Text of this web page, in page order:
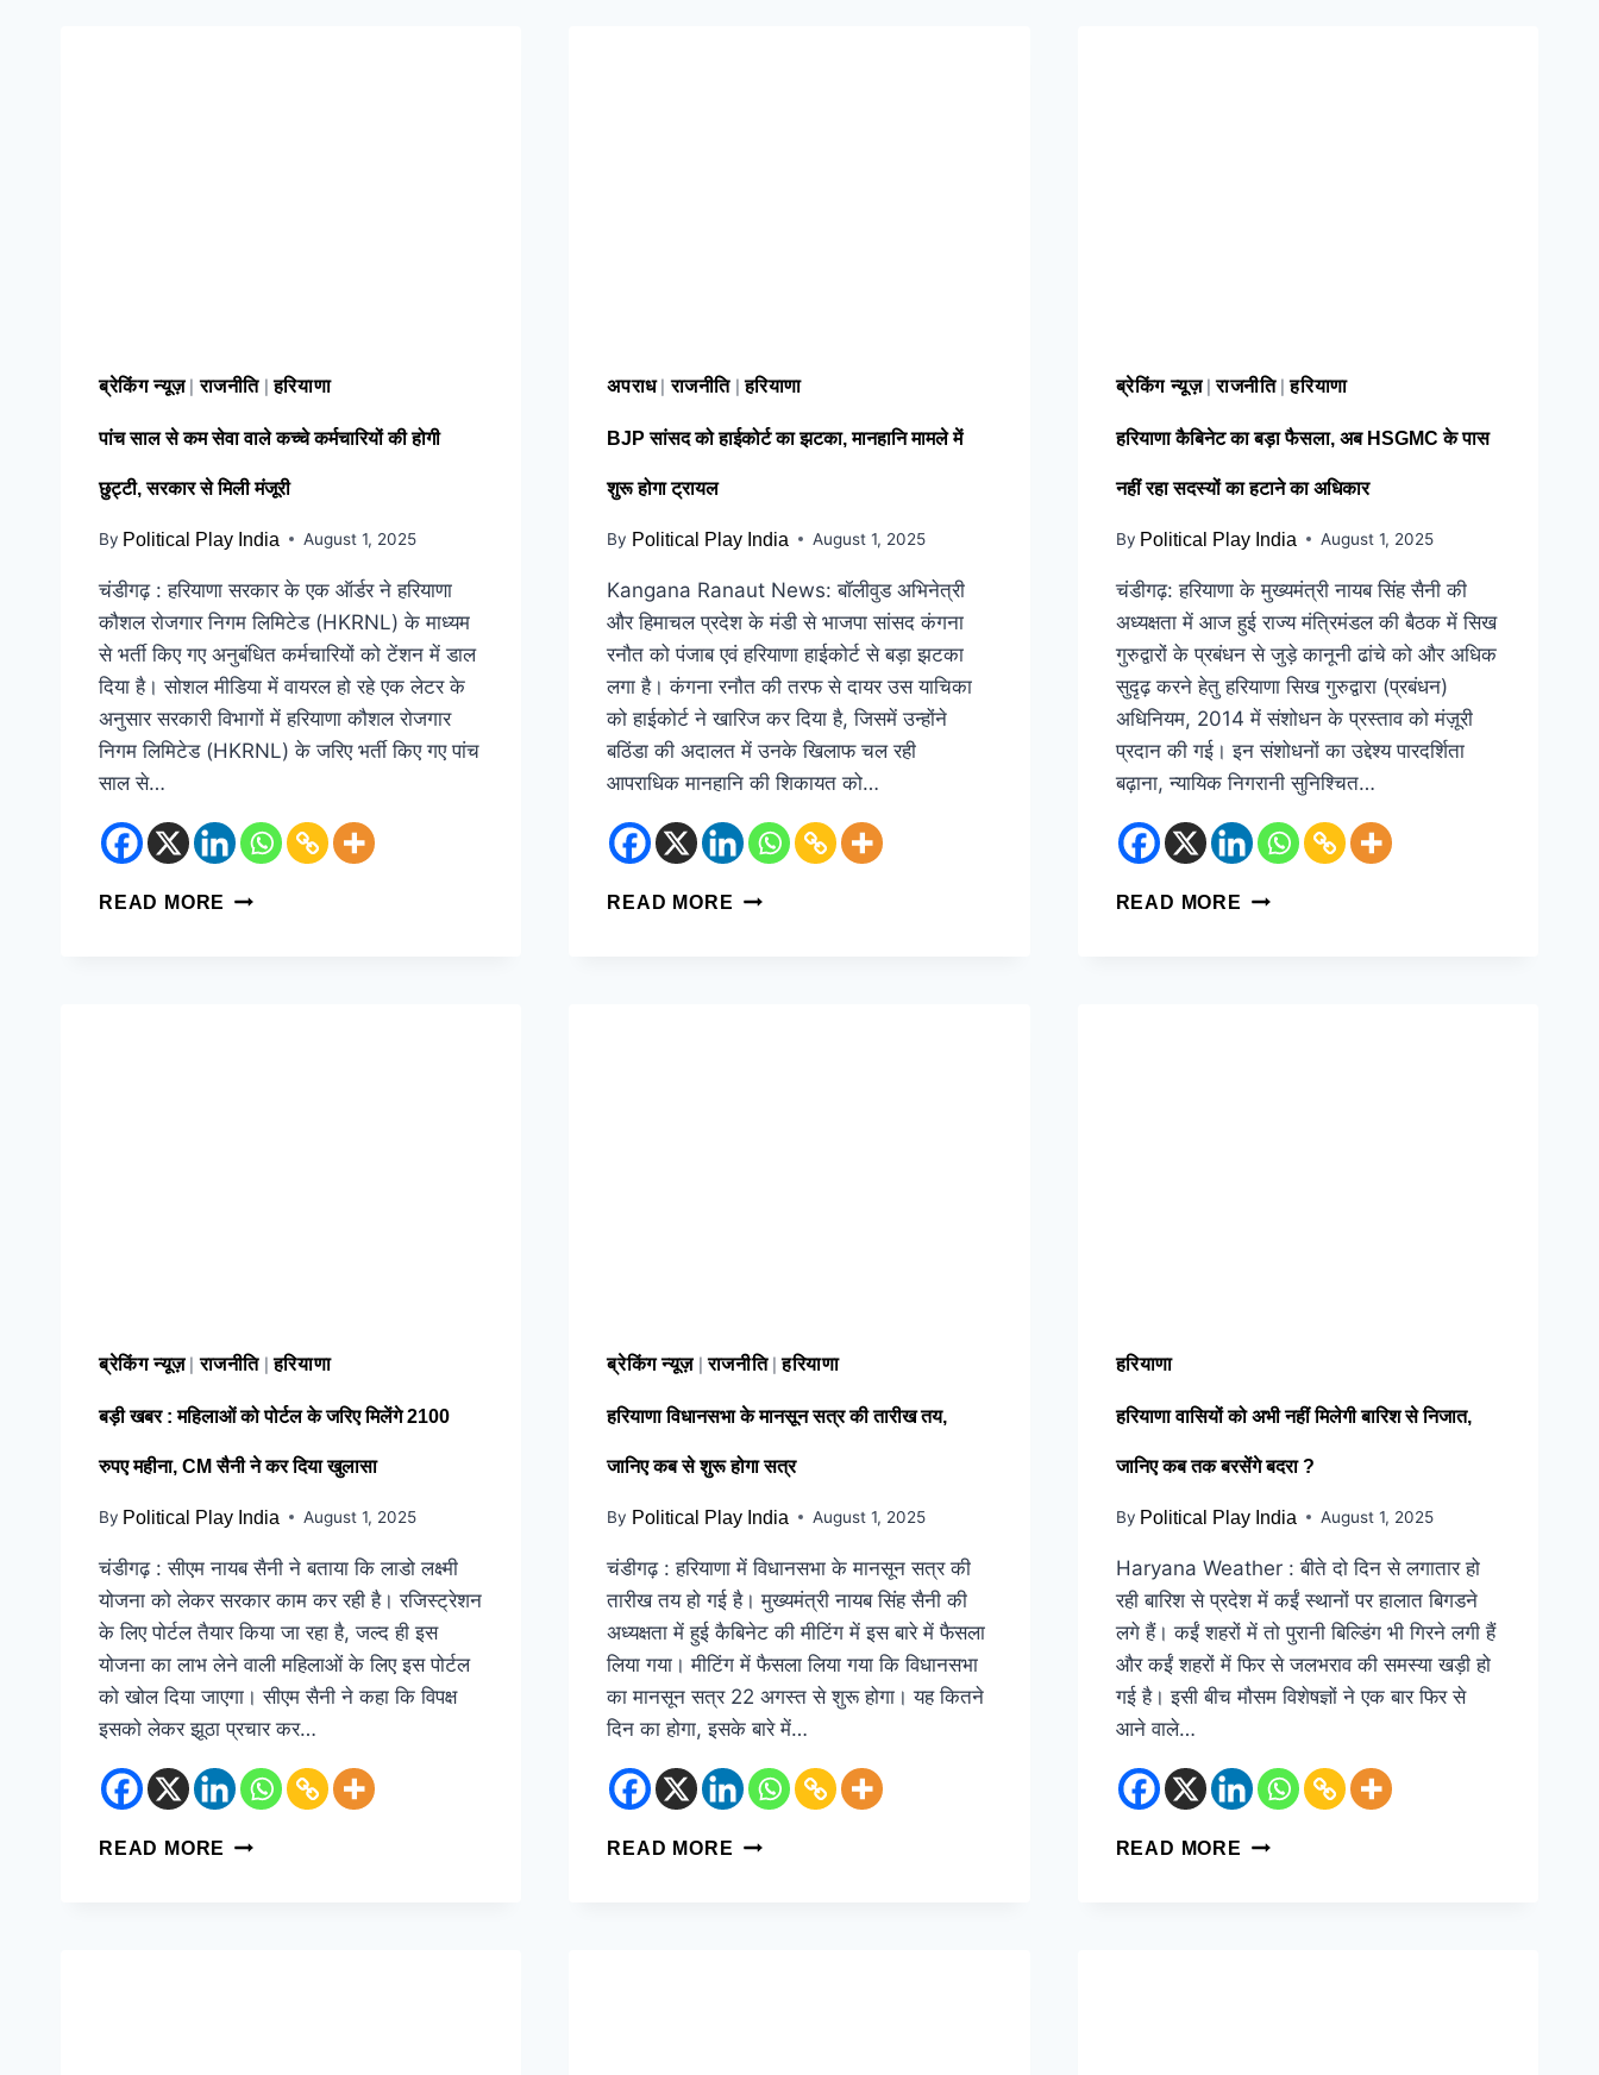
ब्रेकिंग न्यूज़|राजनीति|हरियाणा
पांच साल से कम सेवा वाले कच्चे कर्मचारियों की होगी
छुट्टी, सरकार से मिली मंजूरी
By Political Play India August 1, 2025
चंडीगढ़ : हरियाणा सरकार के एक ऑर्डर ने हरियाणा
कौशल रोजगार निगम लिमिटेड (HKRNL) के माध्यम
से भर्ती किए गए अनुबंधित कर्मचारियों को टेंशन में डाल
दिया है। सोशल मीडिया में वायरल हो रहे एक लेटर के
अनुसार सरकारी विभागों में हरियाणा कौशल रोजगार
निगम लिमिटेड (HKRNL) के जरिए भर्ती किए गए पांच
साल से…
READ MORE
अपराध|राजनीति|हरियाणा
BJP सांसद को हाईकोर्ट का झटका, मानहानि मामले में
शुरू होगा ट्रायल
By Political Play India August 1, 2025
Kangana Ranaut News: बॉलीवुड अभिनेत्री
और हिमाचल प्रदेश के मंडी से भाजपा सांसद कंगना
रनौत को पंजाब एवं हरियाणा हाईकोर्ट से बड़ा झटका
लगा है। कंगना रनौत की तरफ से दायर उस याचिका
को हाईकोर्ट ने खारिज कर दिया है, जिसमें उन्होंने
बठिंडा की अदालत में उनके खिलाफ चल रही
आपराधिक मानहानि की शिकायत को…
READ MORE
ब्रेकिंग न्यूज़|राजनीति|हरियाणा
हरियाणा कैबिनेट का बड़ा फैसला, अब HSGMC के पास
नहीं रहा सदस्यों का हटाने का अधिकार
By Political Play India August 1, 2025
चंडीगढ़: हरियाणा के मुख्यमंत्री नायब सिंह सैनी की
अध्यक्षता में आज हुई राज्य मंत्रिमंडल की बैठक में सिख
गुरुद्वारों के प्रबंधन से जुड़े कानूनी ढांचे को और अधिक
सुदृढ़ करने हेतु हरियाणा सिख गुरुद्वारा (प्रबंधन)
अधिनियम, 2014 में संशोधन के प्रस्ताव को मंज़ूरी
प्रदान की गई। इन संशोधनों का उद्देश्य पारदर्शिता
बढ़ाना, न्यायिक निगरानी सुनिश्चित…
READ MORE
ब्रेकिंग न्यूज़|राजनीति|हरियाणा
बड़ी खबर : महिलाओं को पोर्टल के जरिए मिलेंगे 2100
रुपए महीना, CM सैनी ने कर दिया खुलासा
By Political Play India August 1, 2025
चंडीगढ़ : सीएम नायब सैनी ने बताया कि लाडो लक्ष्मी
योजना को लेकर सरकार काम कर रही है। रजिस्ट्रेशन
के लिए पोर्टल तैयार किया जा रहा है, जल्द ही इस
योजना का लाभ लेने वाली महिलाओं के लिए इस पोर्टल
को खोल दिया जाएगा। सीएम सैनी ने कहा कि विपक्ष
इसको लेकर झूठा प्रचार कर…
READ MORE
ब्रेकिंग न्यूज़ |राजनीति|हरियाणा
हरियाणा विधानसभा के मानसून सत्र की तारीख तय,
जानिए कब से शुरू होगा सत्र
By Political Play India August 1, 2025
चंडीगढ़ : हरियाणा में विधानसभा के मानसून सत्र की
तारीख तय हो गई है। मुख्यमंत्री नायब सिंह सैनी की
अध्यक्षता में हुई कैबिनेट की मीटिंग में इस बारे में फैसला
लिया गया। मीटिंग में फैसला लिया गया कि विधानसभा
का मानसून सत्र 22 अगस्त से शुरू होगा। यह कितने
दिन का होगा, इसके बारे में…
READ MORE
हरियाणा
हरियाणा वासियों को अभी नहीं मिलेगी बारिश से निजात,
जानिए कब तक बरसेंगे बदरा ?
By Political Play India August 1, 2025
Haryana Weather : बीते दो दिन से लगातार हो
रही बारिश से प्रदेश में कईं स्थानों पर हालात बिगडने
लगे हैं। कईं शहरों में तो पुरानी बिल्डिंग भी गिरने लगी हैं
और कईं शहरों में फिर से जलभराव की समस्या खड़ी हो
गई है। इसी बीच मौसम विशेषज्ञों ने एक बार फिर से
आने वाले…
READ MORE